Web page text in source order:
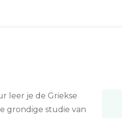
leer je de Griekse
grondige studie van